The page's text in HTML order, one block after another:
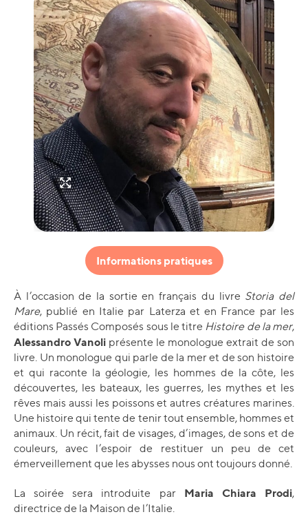
Informations pratiques
À l’occasion de la sortie en français du livre Storia del
Mare, publié en Italie par Laterza et en France par les
éditions Passés Composés sous le titre Histoire de la mer,
Alessandro Vanoli présente le monologue extrait de son
livre. Un monologue qui parle de la mer et de son histoire
et qui raconte la géologie, les hommes de la côte, les
découvertes, les bateaux, les guerres, les mythes et les
rêves mais aussi les poissons et autres créatures marines.
Une histoire qui tente de tenir tout ensemble, hommes et
animaux. Un récit, fait de visages, d’images, de sons et de
couleurs, avec l’espoir de restituer un peu de cet
émerveillement que les abysses nous ont toujours donné.
La soirée sera introduite par Maria Chiara Prodi,
directrice de la Maison de l’Italie.